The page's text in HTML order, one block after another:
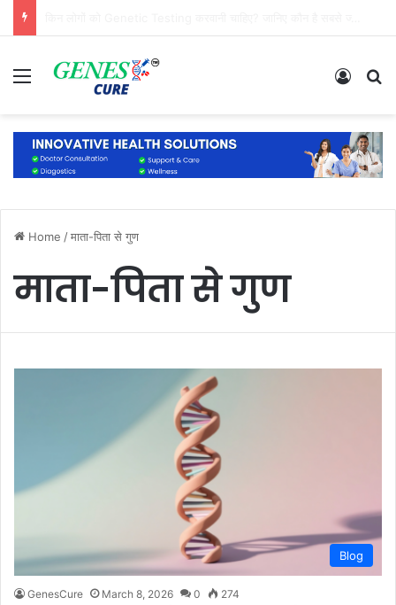
Menu Log In
Home /माता-पिता से गुण
माता-पिता से गुण
Blog
GenesCure March 8, 2026 0 274